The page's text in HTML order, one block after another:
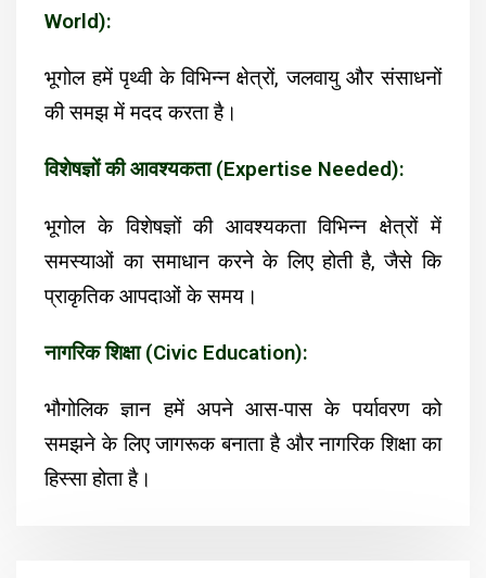
World):
भूगोल हमें पृथ्वी के विभिन्न क्षेत्रों, जलवायु और संसाधनों
की समझ में मदद करता है।
विशेषज्ञों की आवश्यकता (Expertise Needed):
भूगोल के विशेषज्ञों की आवश्यकता विभिन्न क्षेत्रों में
समस्याओं का समाधान करने के लिए होती है, जैसे कि
प्राकृतिक आपदाओं के समय।
नागरिक शिक्षा (Civic Education):
भौगोलिक ज्ञान हमें अपने आस-पास के पर्यावरण को
समझने के लिए जागरूक बनाता है और नागरिक शिक्षा का
हिस्सा होता है।